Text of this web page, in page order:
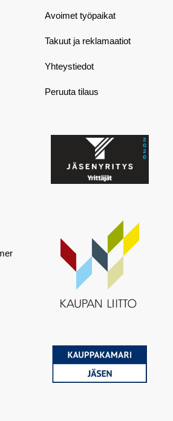
Avoimet työpaikat
Takuut ja reklamaatiot
Yhteystiedot
Peruuta tilaus